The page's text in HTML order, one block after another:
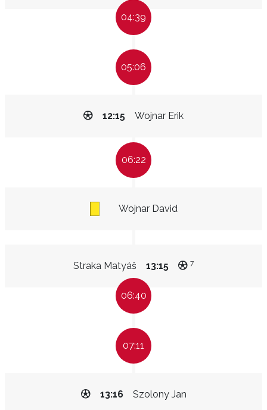
04:39
05:06
Wojnar Erik
12:15
06:22
Wojnar David
Straka Matyáš 13:15 7
06:40
07:11
Szolony Jan
13:16